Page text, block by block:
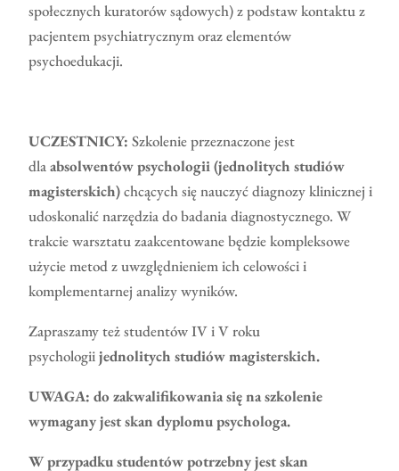
społecznych kuratorów sądowych) z podstaw kontaktu z
pacjentem psychiatrycznym oraz elementów
psychoedukacji.
UCZESTNICY: Szkolenie przeznaczone jest
dlaabsolwentów psychologii (jednolitych studiów
magisterskich)chcących się nauczyć diagnozy klinicznej i
udoskonalić narzędzia do badania diagnostycznego. W
trakcie warsztatu zaakcentowane będzie kompleksowe
użycie metod z uwzględnieniem ich celowości i
komplementarnej analizy wyników.
Zapraszamy też studentów IV i V roku
psychologiijednolitych studiów magisterskich.
UWAGA: do zakwalifikowania się na szkolenie
wymagany jest skan dyplomu psychologa.
W przypadku studentów potrzebny jest skan